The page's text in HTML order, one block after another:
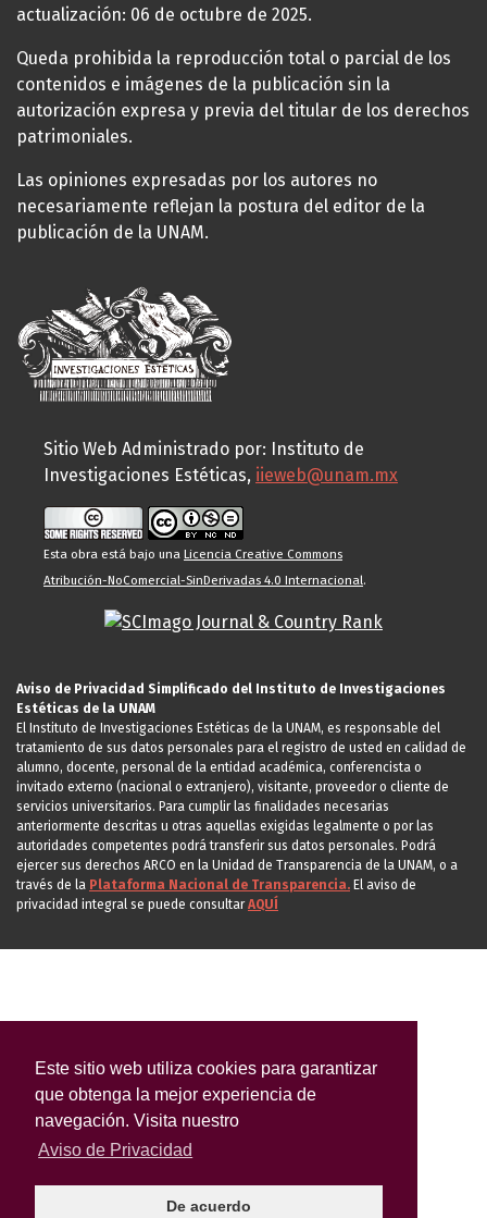
Este sitio web utiliza cookies para garantizar
que obtenga la mejor experiencia de
navegación. Visita nuestro
Aviso de Privacidad
De acuerdo
actualización: 06 de octubre de 2025.
Queda prohibida la reproducción total o parcial de los
contenidos e imágenes de la publicación sin la
autorización expresa y previa del titular de los derechos
patrimoniales.
Las opiniones expresadas por los autores no
necesariamente reflejan la postura del editor de la
publicación de la UNAM.
Sitio Web Administrado por: Instituto de
Investigaciones Estéticas, iieweb@unam.mx
Esta obra está bajo una Licencia Creative Commons
Atribución-NoComercial-SinDerivadas 4.0 Internacional.
Aviso de Privacidad Simplificado del Instituto de Investigaciones
Estéticas de la UNAM
El Instituto de Investigaciones Estéticas de la UNAM, es responsable del
tratamiento de sus datos personales para el registro de usted en calidad de
alumno, docente, personal de la entidad académica, conferencista o
invitado externo (nacional o extranjero), visitante, proveedor o cliente de
servicios universitarios. Para cumplir las finalidades necesarias
anteriormente descritas u otras aquellas exigidas legalmente o por las
autoridades competentes podrá transferir sus datos personales. Podrá
ejercer sus derechos ARCO en la Unidad de Transparencia de la UNAM, o a
través de la Plataforma Nacional de Transparencia. El aviso de
privacidad integral se puede consultarAQUÍ